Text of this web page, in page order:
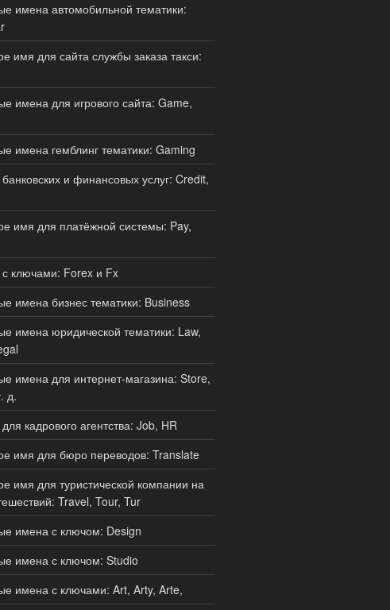
имена автомобильной тематики:
имя для сайта службы заказа такси:
имена для игрового сайта: Game,
имена гемблинг тематики: Gaming
и финансовых услуг: Credit,
имя для платёжной системы: Pay,
ключами: Forex и Fx
имена бизнес тематики: Business
имена юридической тематики: Law,
имена для интернет-магазина: Store,
д.
кадрового агентства: Job, HR
имя для бюро переводов: Translate
имя для туристической компании на
Travel, Tour, Tur
имена с ключом: Design
имена с ключом: Studio
имена с ключами: Art, Arty, Arte,